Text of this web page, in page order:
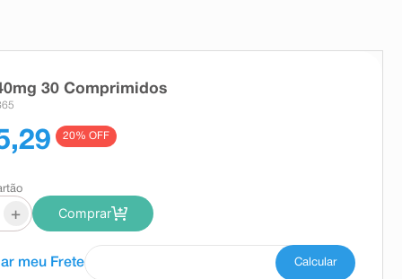
30 Comprimidos
20% OFF
+ Comprar